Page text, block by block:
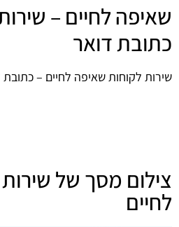
שאיפה לחיים –
כתובת דואר
שירות לקוחות שאיפה לחיים – כתובת
צילום מסך של
לחיים